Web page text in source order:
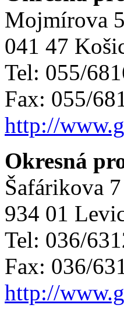
Mojmírova 5
041 47
Tel: 055/
Fax: 055/
http://
Okresná
Šafárikova 7
934 01
Tel: 036/
Fax: 036/
http://